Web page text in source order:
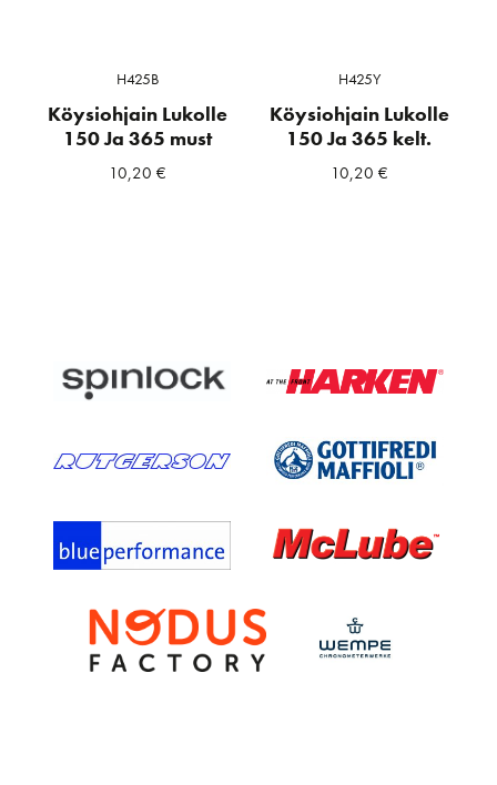
H425B
Köysiohjain Lukolle
150 Ja 365 must
10,20€
H425Y
Köysiohjain Lukolle
150 Ja 365 kelt.
10,20 €